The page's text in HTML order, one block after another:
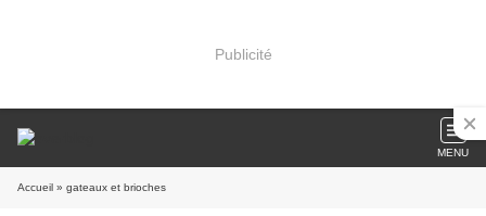
Publicité
MENU
Accueil » gateaux et brioches